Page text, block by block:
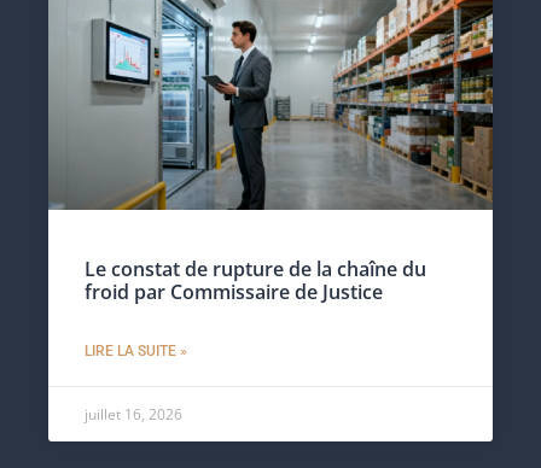
Le constat de rupture de la chaîne du
froid par Commissaire de Justice
LIRE LA SUITE »
juillet 16, 2026